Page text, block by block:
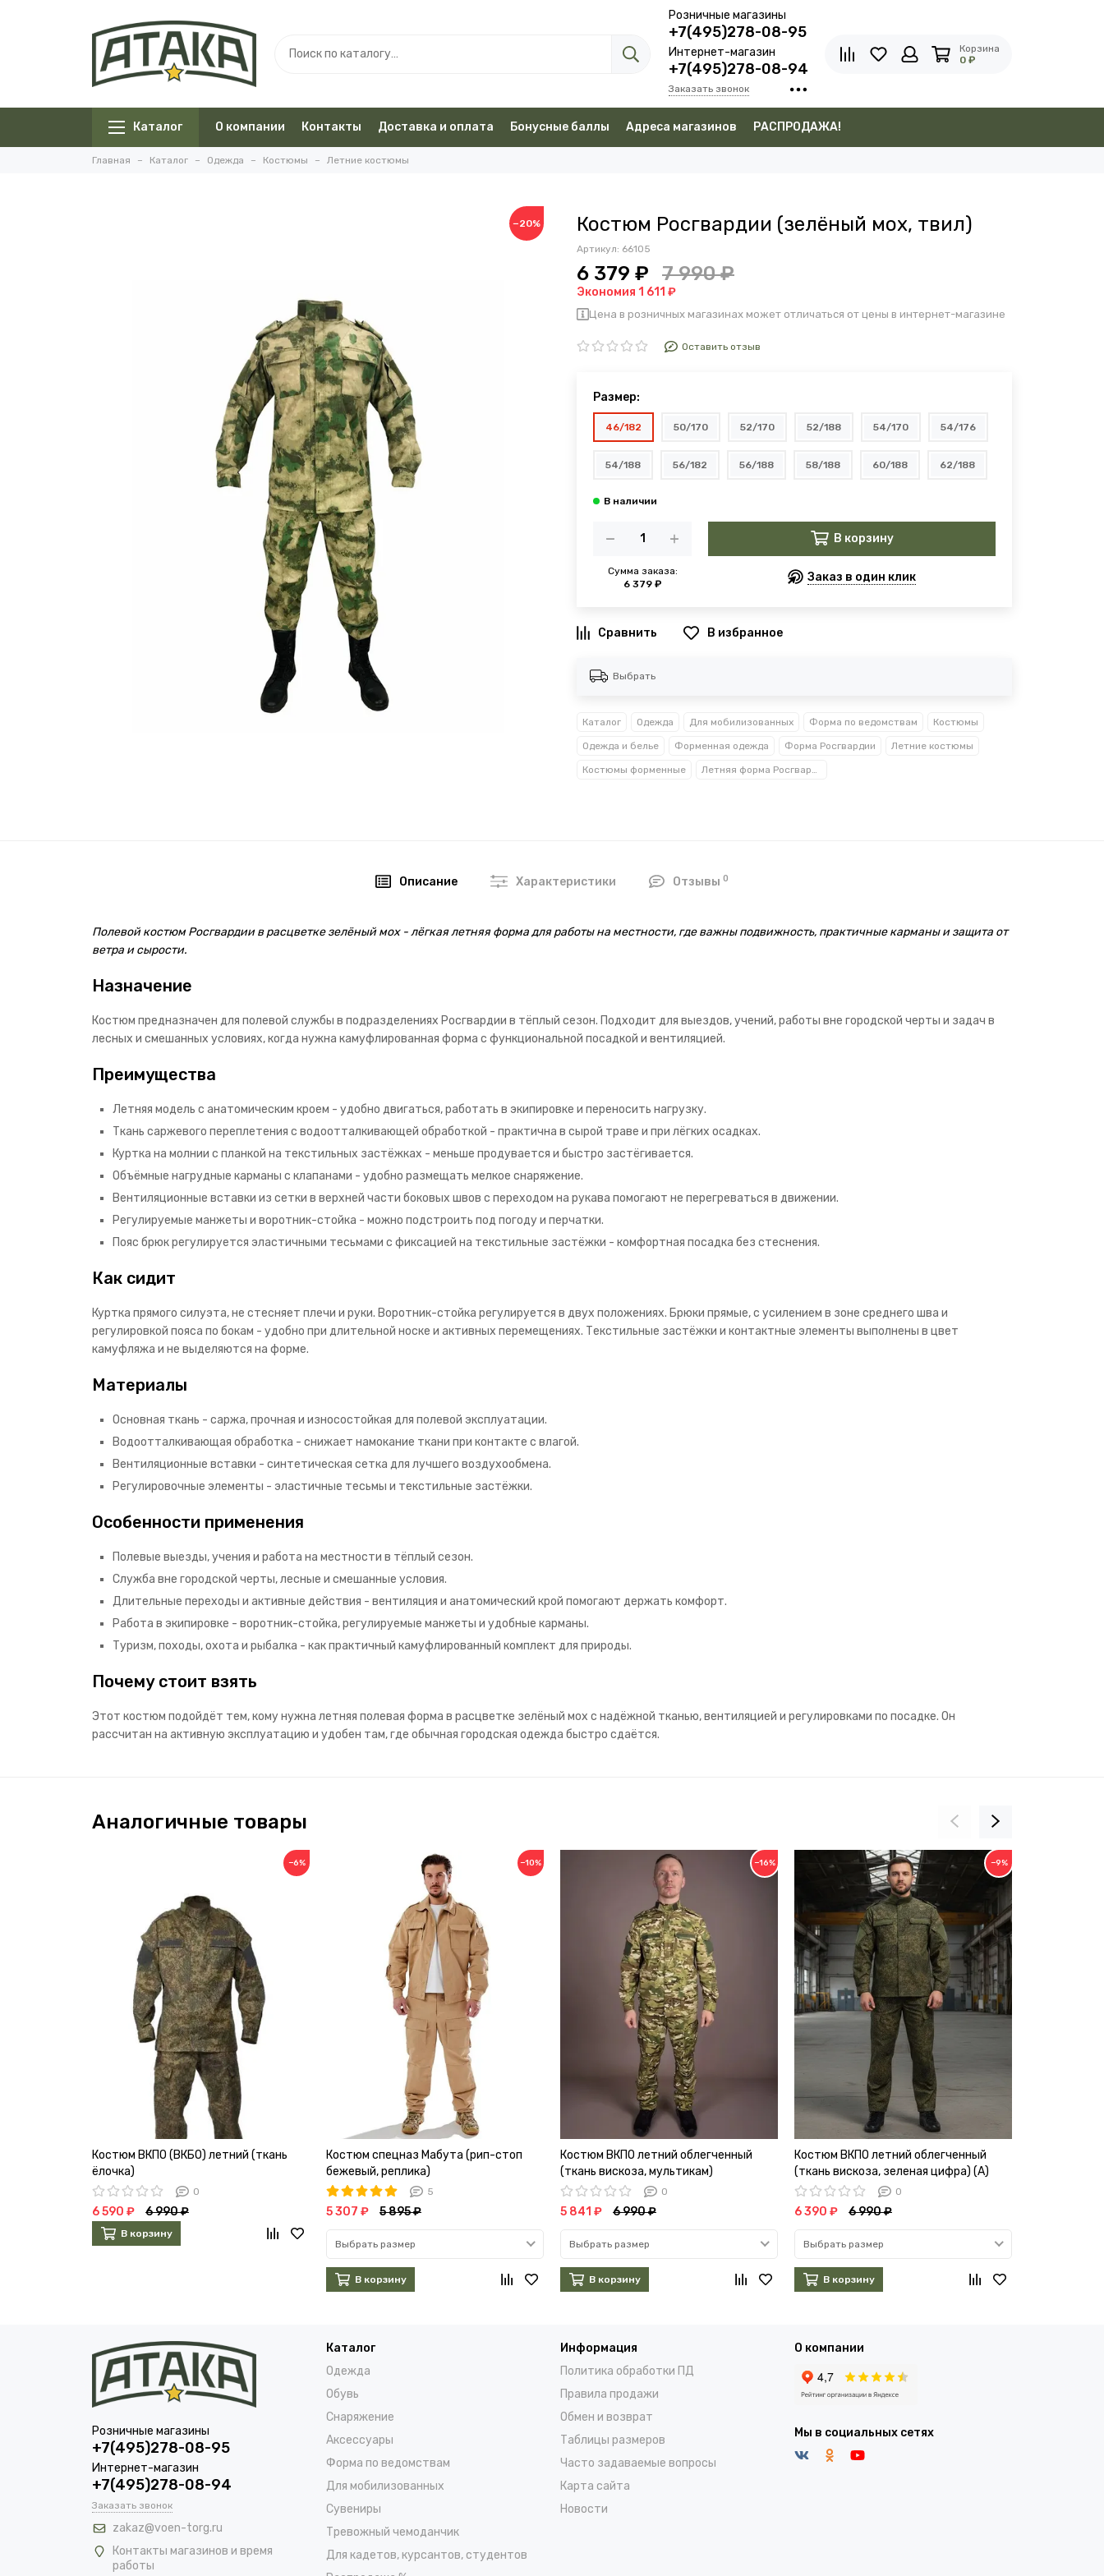
Розничные магазины
+7(495)278-08-95
Интернет-магазин
+7(495)278-08-94
Заказать звонок
Корзина
0 ₽
Каталог О компании Контакты Доставка и оплата Бонусные баллы Адреса магазинов РАСПРОДАЖА!
Главная Каталог Одежда Костюмы Летние костюмы
−20% Костюм Росгвардии (зелёный мох, твил)
Артикул: 66105
6 379 ₽ 7 990 ₽
Экономия 1 611 ₽
Цена в розничных магазинах может отличаться от цены в интернет-магазине
Оставить отзыв
Размер:
46/182 50/170 52/170 52/188 54/170 54/176
54/188 56/182 56/188 58/188 60/188 62/188
Сумма заказа:
6 379 ₽
В корзину
Заказ в один клик
В избранное
Выбрать
Каталог Одежда Для мобилизованных Форма по ведомствам Костюмы
Одежда и белье Форменная одежда Форма Росгвардии Летние костюмы
Костюмы форменные
Описание Характеристики Отзывы 0
Полевой костюм Росгвардии в расцветке зелёный мох - лёгкая летняя форма для работы на местности, где важны подвижность, практичные карманы и защита от
ветра и сырости.
Назначение
Костюм предназначен для полевой службы в подразделениях Росгвардии в тёплый сезон. Подходит для выездов, учений, работы вне городской черты и задач в
лесных и смешанных условиях, когда нужна камуфлированная форма с функциональной посадкой и вентиляцией.
Преимущества
Летняя модель с анатомическим кроем - удобно двигаться, работать в экипировке и переносить нагрузку.
Ткань саржевого переплетения с водоотталкивающей обработкой - практична в сырой траве и при лёгких осадках.
Куртка на молнии с планкой на текстильных застёжках - меньше продувается и быстро застёгивается.
Объёмные нагрудные карманы с клапанами - удобно размещать мелкое снаряжение.
Вентиляционные вставки из сетки в верхней части боковых швов с переходом на рукава помогают не перегреваться в движении.
Регулируемые манжеты и воротник-стойка - можно подстроить под погоду и перчатки.
Пояс брюк регулируется эластичными тесьмами с фиксацией на текстильные застёжки - комфортная посадка без стеснения.
Как сидит
Куртка прямого силуэта, не стесняет плечи и руки. Воротник-стойка регулируется в двух положениях. Брюки прямые, с усилением в зоне среднего шва и
регулировкой пояса по бокам - удобно при длительной носке и активных перемещениях. Текстильные застёжки и контактные элементы выполнены в цвет
камуфляжа и не выделяются на форме.
Материалы
Основная ткань - саржа, прочная и износостойкая для полевой эксплуатации.
Водоотталкивающая обработка - снижает намокание ткани при контакте с влагой.
Вентиляционные вставки - синтетическая сетка для лучшего воздухообмена.
Регулировочные элементы - эластичные тесьмы и текстильные застёжки.
Особенности применения
Полевые выезды, учения и работа на местности в тёплый сезон.
Служба вне городской черты, лесные и смешанные условия.
Длительные переходы и активные действия - вентиляция и анатомический крой помогают держать комфорт.
Работа в экипировке - воротник-стойка, регулируемые манжеты и удобные карманы.
Туризм, походы, охота и рыбалка - как практичный камуфлированный комплект для природы.
Почему стоит взять
Этот костюм подойдёт тем, кому нужна летняя полевая форма в расцветке зелёный мох с надёжной тканью, вентиляцией и регулировками по посадке. Он
рассчитан на активную эксплуатацию и удобен там, где обычная городская одежда быстро сдаётся.
Аналогичные товары
−6%
Костюм ВКПО (ВКБО) летний (ткань
ёлочка)
0
6 590 ₽ 6 990 ₽
В корзину
−10%
Костюм спецназ Мабута (рип-стоп
бежевый, реплика)
5
5 307 ₽ 5 895 ₽
Выбрать размер
В корзину
−16%
Костюм ВКПО летний облегченный
(ткань вискоза, мультикам)
0
5 841 ₽ 6 990 ₽
Выбрать размер
В корзину
−9%
Костюм ВКПО летний облегченный
(ткань вискоза, зеленая цифра) (А)
0
6 390 ₽ 6 990 ₽
Выбрать размер
В корзину
Розничные магазины
+7(495)278-08-95
Интернет-магазин
+7(495)278-08-94
Заказать звонок
zakaz@voen-torg.ru
Контакты магазинов и время
работы
Каталог
Одежда
Обувь
Снаряжение
Аксессуары
Форма по ведомствам
Для мобилизованных
Сувениры
Тревожный чемоданчик
Для кадетов, курсантов, студентов
Информация
Политика обработки ПД
Правила продажи
Обмен и возврат
Таблицы размеров
Часто задаваемые вопросы
Карта сайта
Новости
О компании
Мы в социальных сетях